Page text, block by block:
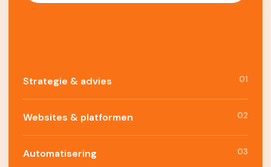
Strategie & advies 01
Websites & platformen 02
Automatisering 03